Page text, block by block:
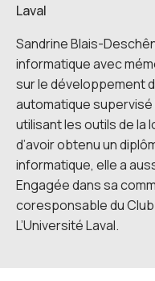
Laval
Sandrine Blais-
informatique avec
sur le développement
automatique
utilisant les outils de la
d’avoir obtenu un
informatique, elle a
Engagée dans sa
coresponsable du
L’Université Laval.